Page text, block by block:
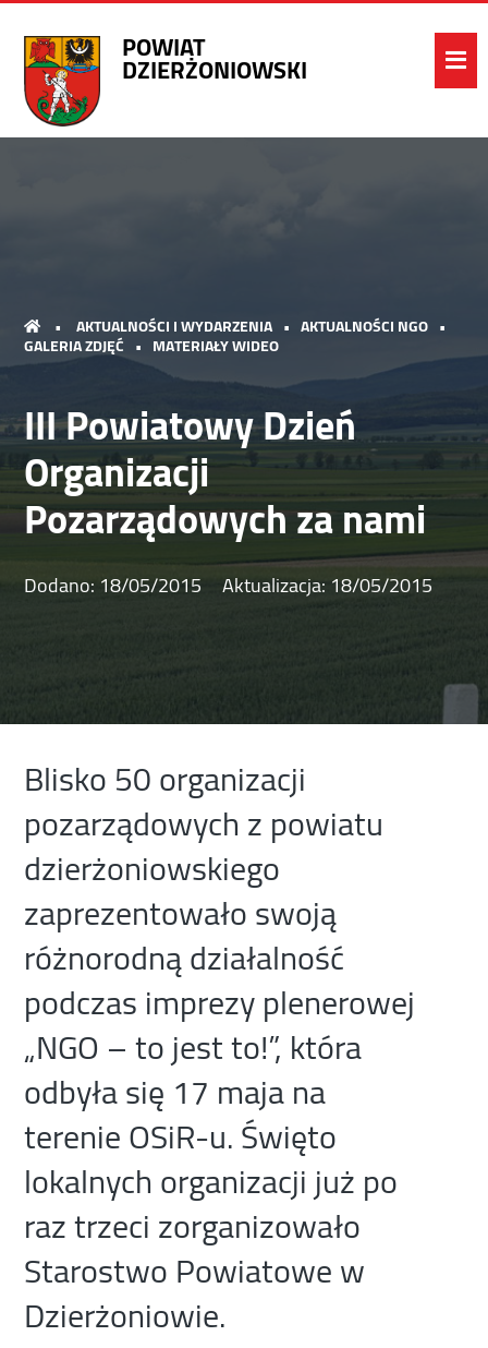
POWIAT
DZIERŻONIOWSKI
• AKTUALNOŚCI I WYDARZENIA • AKTUALNOŚCI NGO •
GALERIA ZDJĘĆ • MATERIAŁY WIDEO
III Powiatowy Dzień
Organizacji
Pozarządowych za nami
Dodano: 18/05/2015 Aktualizacja: 18/05/2015
Blisko 50 organizacji
pozarządowych z powiatu
dzierżoniowskiego
zaprezentowało swoją
różnorodną działalność
podczas imprezy plenerowej
„NGO – to jest to!”, która
odbyła się 17 maja na
terenie OSiR-u. Święto
lokalnych organizacji już po
raz trzeci zorganizowało
Starostwo Powiatowe w
Dzierżoniowie.